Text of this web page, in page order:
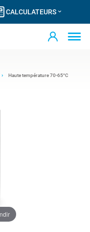
CALCULATEURS
Haute température 70-65°C